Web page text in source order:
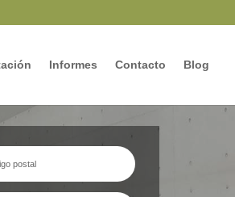
Informes Contacto Blog